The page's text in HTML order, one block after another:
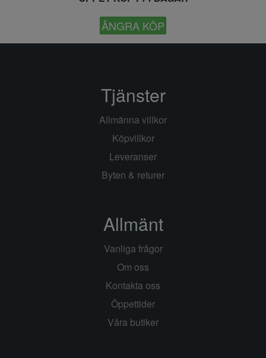
ÅNGRA KÖP
Tjänster
Allmänna villkor
Köpvillkor
Leveranser
Byten & returer
Allmänt
Vanliga frågor
Om oss
Kontakta oss
Öppettider
Våra butiker